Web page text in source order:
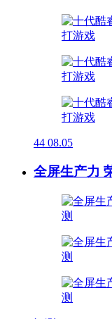
44 08.05
全屏生产力